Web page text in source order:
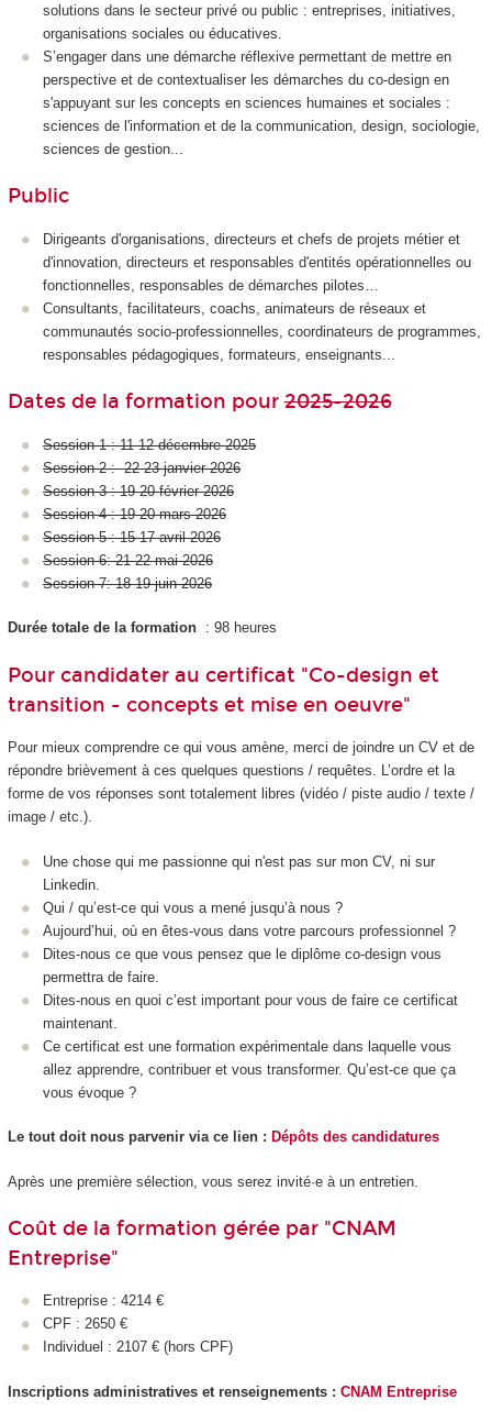
solutions dans le secteur privé ou public : entreprises, initiatives,
organisations sociales ou éducatives.
S’engager dans une démarche réflexive permettant de mettre en
perspective et de contextualiser les démarches du co-design en
s'appuyant sur les concepts en sciences humaines et sociales :
sciences de l'information et de la communication, design, sociologie,
sciences de gestion...
Public
Dirigeants d'organisations, directeurs et chefs de projets métier et
d'innovation, directeurs et responsables d'entités opérationnelles ou
fonctionnelles, responsables de démarches pilotes…
Consultants, facilitateurs, coachs, animateurs de réseaux et
communautés socio-professionnelles, coordinateurs de programmes,
responsables pédagogiques, formateurs, enseignants...
Dates de la formation pour2025-2026
Session 1 : 11-12 décembre 2025
Session 2 : 22-23 janvier 2026
Session 3 : 19-20 février 2026
Session 4 : 19-20 mars 2026
Session 5 : 15-17 avril 2026
Session 6: 21-22 mai 2026
Session 7: 18-19 juin 2026
Durée totale de la formation: 98 heures
Pour candidater au certificat "Co-design et
transition - concepts et mise en oeuvre"
Pour mieux comprendre ce qui vous amène, merci de joindre un CV et de
répondre brièvement à ces quelques questions / requêtes. L’ordre et la
forme de vos réponses sont totalement libres (vidéo / piste audio / texte /
image / etc.).
Une chose qui me passionne qui n'est pas sur mon CV, ni sur
Linkedin.
Qui / qu’est-ce qui vous a mené jusqu’à nous ?
Aujourd’hui, où en êtes-vous dans votre parcours professionnel ?
Dites-nous ce que vous pensez que le diplôme co-design vous
permettra de faire.
Dites-nous en quoi c’est important pour vous de faire ce certificat
maintenant.
Ce certificat est une formation expérimentale dans laquelle vous
allez apprendre, contribuer et vous transformer. Qu’est-ce que ça
vous évoque ?
Le tout doit nous parvenir via ce lien : Dépôts des candidatures
Après une première sélection, vous serez invité·e à un entretien.
Coût de la formation gérée par "CNAM
Entreprise"
Entreprise : 4214 €
CPF : 2650 €
Individuel : 2107 € (hors CPF)
Inscriptions administratives et renseignements : CNAM Entreprise